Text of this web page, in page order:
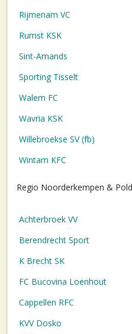
Rijmenam VC
Rumst KSK
Sint-Amands
Sporting Tisselt
Walem FC
Wavria KSK
Willebroekse SV (fb)
Wintam KFC
Regio Noorderkempen &
Achterbroek VV
Berendrecht Sport
K Brecht SK
FC Bucovina Loenhout
Cappellen RFC
KVV Dosko